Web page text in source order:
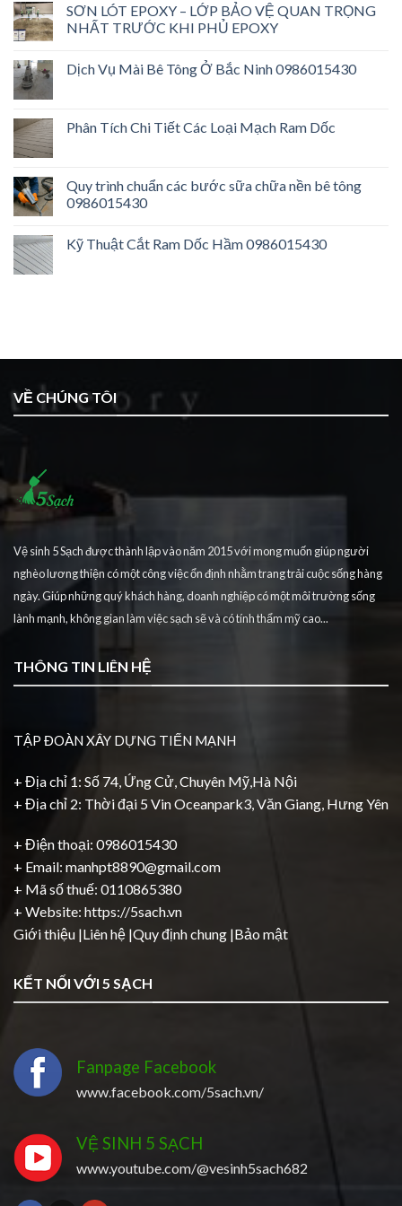
SƠN LÓT EPOXY – LỚP BẢO VỆ QUAN TRỌNG
NHẤT TRƯỚC KHI PHỦ EPOXY
Dịch Vụ Mài Bê Tông Ở Bắc Ninh 0986015430
Phân Tích Chi Tiết Các Loại Mạch Ram Dốc
Quy trình chuẩn các bước sữa chữa nền bê tông
0986015430
Kỹ Thuật Cắt Ram Dốc Hầm 0986015430
VỀ CHÚNG TÔI
Vệ sinh 5 Sạch được thành lập vào năm 2015 với mong muốn giúp người
nghèo lương thiện có một công việc ổn định nhằm trang trải cuộc sống hàng
ngày. Giúp những quý khách hàng, doanh nghiệp có một môi trường sống
lành mạnh, không gian làm việc sạch sẽ và có tính thẩm mỹ cao...
THÔNG TIN LIÊN HỆ
TẬP ĐOÀN XÂY DỰNG TIẾN MẠNH
+ Địa chỉ 1: Số 74, Ứng Cử, Chuyên Mỹ,Hà Nội
+ Địa chỉ 2: Thời đại 5 Vin Oceanpark3, Văn Giang, Hưng Yên
+ Điện thoại: 0986015430
+ Email: manhpt8890@gmail.com
+ Mã số thuế: 0110865380
+ Website: https://5sach.vn
Giới thiệu |Liên hệ |Quy định chung |Bảo mật
KẾT NỐI VỚI 5 SẠCH
Fanpage Facebook
www.facebook.com/5sach.vn/
VỆ SINH 5 SẠCH
www.youtube.com/@vesinh5sach682